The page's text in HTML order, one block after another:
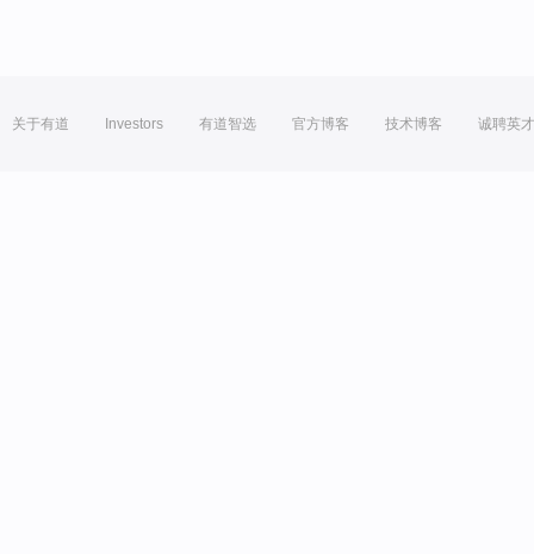
关于有道 Investors 有道智选 官方博客 技术博客 诚聘英才